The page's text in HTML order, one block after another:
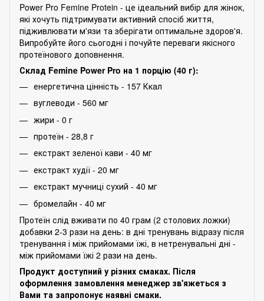
Power Pro Femine Protein - це ідеальний вибір для жінок,
які хочуть підтримувати активний спосіб життя,
підживлювати м'язи та зберігати оптимальне здоров'я.
Випробуйте його сьогодні і почуйте переваги якісного
протеїнового доповнення.
Склад Femine Power Pro на 1 порцію (40 г):
енергетична цінність - 157 Ккал
вуглеводи - 560 мг
жири - 0 г
протеїн - 28,8 г
екстракт зеленої кави - 40 мг
екстракт худії - 20 мг
екстракт мучниці сухий - 40 мг
бромелайн - 40 мг
Протеїн слід вживати по 40 грам (2 столових ложки)
добавки 2-3 рази на день: в дні тренувань відразу після
тренування і між прийомами їжі, в нетренувальні дні -
між прийомами їжі 2 рази на день.
Продукт доступний у різних смаках. Після
оформлення замовлення менеджер зв'яжеться з
Вами та запропонує наявні смаки.